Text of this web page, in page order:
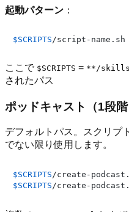
起動パターン ：
$SCRIPTS
ここで $SCRIPTS = **/
されたパス
ポッドキャスト（1段階
デフォルトパス。スクリプ
でない限り使用します。
$SCRIPTS/create-
$SCRIPTS/create-